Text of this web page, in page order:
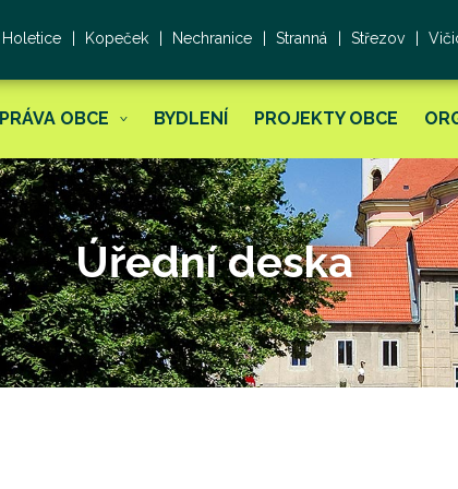
Holetice Kopeček Nechranice Stranná Střezov
OBCE BYDLENÍ PROJEKTY OBCE
Úřední deska